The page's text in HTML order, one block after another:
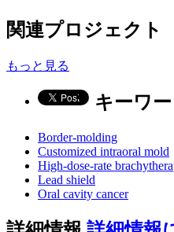
関連プロジェクト
もっと見る
キーワ
Border-molding
Customized intraoral mold
High-dose-rate
Lead shield
Oral cavity cancer